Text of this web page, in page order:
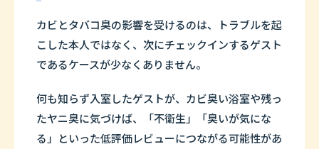
カビとタバコ臭の影響を受けるのは、トラブルを起
こした本人ではなく、次にチェックインするゲスト
であるケースが少なくありません。
何も知らず入室したゲストが、カビ臭い浴室や残っ
たヤニ臭に気づけば、「不衛生」「臭いが気にな
る」といった低評価レビューにつながる可能性があ